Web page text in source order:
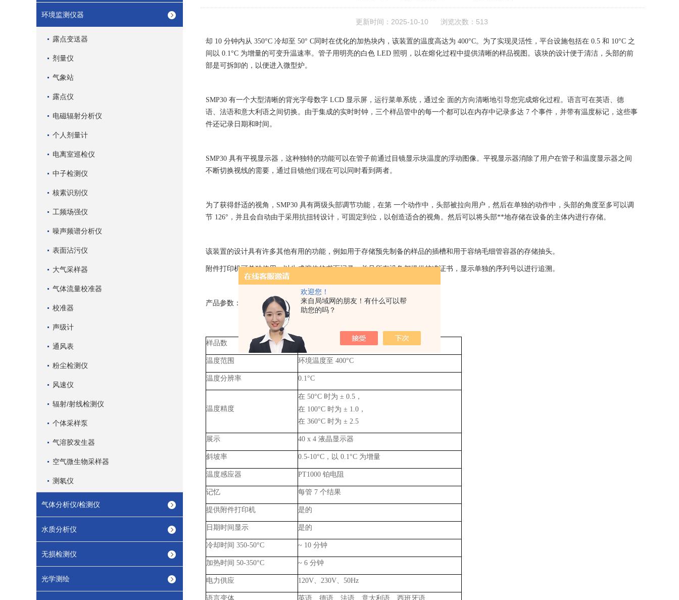
欢迎您！
来自局域网的朋友！有什么可以帮
助您的吗？
环境监测仪器
露点变送器
剂量仪
气象站
露点仪
电磁辐射分析仪
个人剂量计
电离室巡检仪
中子检测仪
核素识别仪
工频场强仪
噪声频谱分析仪
表面沾污仪
大气采样器
气体流量校准器
校准器
声级计
通风表
粉尘检测仪
风速仪
辐射/射线检测仪
个体采样泵
气溶胶发生器
空气微生物采样器
测氡仪
气体分析仪/检测仪
水质分析仪
无损检测仪
光学测绘
更新时间：2025-10-10 浏览次数：513
却 10 分钟内从 350°C 冷却至 50° C同时在优化的加热块内，该装置的温度高达为 400°C。为了实现灵活性，平台设施包括在 0.5 和 10°C 之
间以 0.1°C 为增量的可变升温速率。管子用明亮的白色 LED 照明，以在熔化过程中提供清晰的样品视图。该块的设计便于清洁，头部的前
部是可拆卸的，以便进入微型炉。
SMP30 有一个大型清晰的背光字母数字 LCD 显示屏，运行菜单系统，通过全 面的方向清晰地引导您完成熔化过程。语言可在英语、德
语、法语和意大利语之间切换。由于集成的实时时钟，三个样品管中的每一个都可以在内存中记录多达 7 个事件，并带有温度标记，这些事
件还记录日期和时间。
SMP30 具有平视显示器，这种独特的功能可以在管子前通过目镜显示块温度的浮动图像。平视显示器消除了用户在管子和温度显示器之间
不断切换视线的需要，通过目镜他们现在可以同时看到两者。
为了获得舒适的视角，SMP30 具有两级头部调节功能，在第 一个动作中，头部被拉向用户，然后在单独的动作中，头部的角度至多可以调
节 126°，并且会自动由于采用抗扭转设计，可固定到位，以创造适合的视角。然后可以将头部**地存储在设备的主体内进行存储。
该装置的设计具有许多其他有用的功能，例如用于存储预先制备的样品的插槽和用于容纳毛细管容器的存储抽头。
附件打印机可单独使用，以生成熔体的书面记录，并且所有设备都提供校准证书，显示单独的序列号以进行追溯。
产品参数：
样品数
温度范围 环境温度至 400°C
温度分辨率 0.1°C
温度精度
在 50°C 时为 ± 0.5 ，
在 100°C 时为 ± 1.0 ，
在 360°C 时为 ± 2.5
展示 40 x 4 液晶显示器
斜坡率 0.5-10°C ，以 0.1°C 为增量
温度感应器 PT1000 铂电阻
记忆 每管 7 个结果
提供附件打印机 是的
日期时间显示 是的
冷却时间 350-50°C ~ 10 分钟
加热时间 50-350°C ~ 6 分钟
电力供应 120V、 230V、 50Hz
语言变体 英语、德语、法语、意大利语、西班牙语